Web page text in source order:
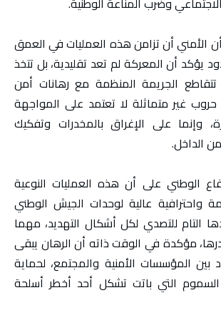
الأمني أن تزامن هذه العمليات في العمق
يؤكد أن المعركة لم تعد تقليدية، بل تتخذ
تتقاطع الجريمة المنظمة مع رهانات أمن
غير متماثلة لا تعتمد على المواجهة
وإنما على الإغراق بالمخدرات وتفكيك
الداخل.
الوطني على أن هذه العمليات النوعية
عالية لوحدات الجيش الوطني
التام للتصدي لكل أشكال التهديد، مهما
مؤكدة في الوقت ذاته أن الرهان يبقى
المؤسسات الأمنية والمجتمع، لحماية
التي باتت تشكل أحد أخطر أسلحة